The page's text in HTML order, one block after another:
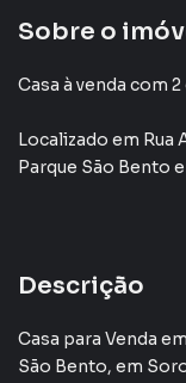
Sobre o
Casa à venda com
Localizado em Rua
Parque São Bento
Descrição
Casa para Venda
São Bento, em